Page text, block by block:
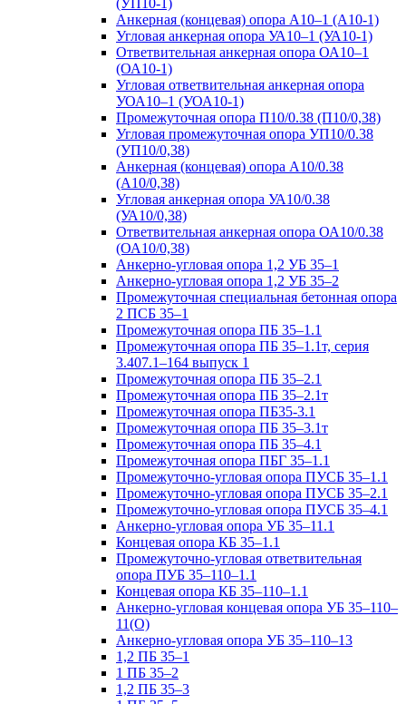
Анкерная (концевая) опора А10–1 (А10-1)
Угловая анкерная опора УА10–1 (УА10-1)
Ответвительная анкерная опора ОА10–1
(ОА10-1)
Угловая ответвительная анкерная опора
УОА10–1 (УОА10-1)
Промежуточная опора П10/0.38 (П10/0,38)
Угловая промежуточная опора УП10/0.38
(УП10/0,38)
Анкерная (концевая) опора А10/0.38
(А10/0,38)
Угловая анкерная опора УА10/0.38
(УА10/0,38)
Ответвительная анкерная опора ОА10/0.38
(ОА10/0,38)
Анкерно-угловая опора 1,2 УБ 35–1
Анкерно-угловая опора 1,2 УБ 35–2
Промежуточная специальная бетонная опора
2 ПСБ 35–1
Промежуточная опора ПБ 35–1.1
Промежуточная опора ПБ 35–1.1т, серия
3.407.1–164 выпуск 1
Промежуточная опора ПБ 35–2.1
Промежуточная опора ПБ 35–2.1т
Промежуточная опора ПБ35-3.1
Промежуточная опора ПБ 35–3.1т
Промежуточная опора ПБ 35–4.1
Промежуточная опора ПБГ 35–1.1
Промежуточно-угловая опора ПУСБ 35–1.1
Промежуточно-угловая опора ПУСБ 35–2.1
Промежуточно-угловая опора ПУСБ 35–4.1
Анкерно-угловая опора УБ 35–11.1
Концевая опора КБ 35–1.1
Промежуточно-угловая ответвительная
опора ПУБ 35–110–1.1
Концевая опора КБ 35–110–1.1
Анкерно-угловая концевая опора УБ 35–110–
11(О)
Анкерно-угловая опора УБ 35–110–13
1,2 ПБ 35–1
1 ПБ 35–2
1,2 ПБ 35–3